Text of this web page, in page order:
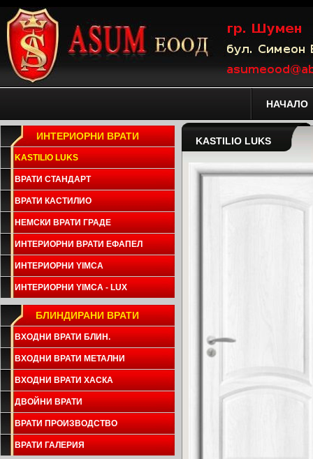
НАЧАЛО
ИНТЕРИОРНИ ВРАТИ
KASTILIO LUKS
ВРАТИ СТАНДАРТ
ВРАТИ КАСТИЛИО
НЕМСКИ ВРАТИ ГРАДЕ
ИНТЕРИОРНИ ВРАТИ ЕФАПЕЛ
ИНТЕРИОРНИ YIMCA
ИНТЕРИОРНИ YIMCA - LUX
БЛИНДИРАНИ ВРАТИ
ВХОДНИ ВРАТИ БЛИН.
ВХОДНИ ВРАТИ МЕТАЛНИ
ВХОДНИ ВРАТИ ХАСКА
ДВОЙНИ ВРАТИ
ВРАТИ ПРОИЗВОДСТВО
ВРАТИ ГАЛЕРИЯ
KASTILIO LUKS